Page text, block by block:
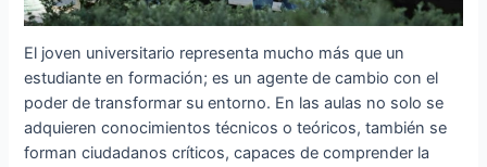
El joven universitario representa mucho más que un
estudiante en formación; es un agente de cambio con el
poder de transformar su entorno. En las aulas no solo se
adquieren conocimientos técnicos o teóricos, también se
forman ciudadanos críticos, capaces de comprender la